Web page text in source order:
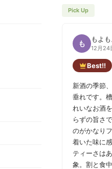
Pick Up
も もよも
12月24
Best!!
新酒の季節
垂れです。
れいなお酒
らずの旨さ
のがかなり
着いた味に
ティーさは
象。割と食